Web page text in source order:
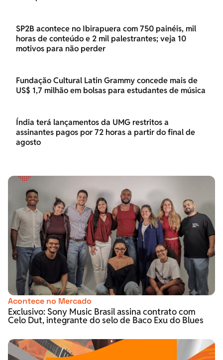
SP2B acontece no Ibirapuera com 750 painéis, mil
horas de conteúdo e 2 mil palestrantes; veja 10
motivos para não perder
Fundação Cultural Latin Grammy concede mais de
US$ 1,7 milhão em bolsas para estudantes de música
Índia terá lançamentos da UMG restritos a
assinantes pagos por 72 horas a partir do final de
agosto
Acontece no Mercado
Exclusivo: Sony Music Brasil assina contrato com
Celo Dut, integrante do selo de Baco Exu do Blues